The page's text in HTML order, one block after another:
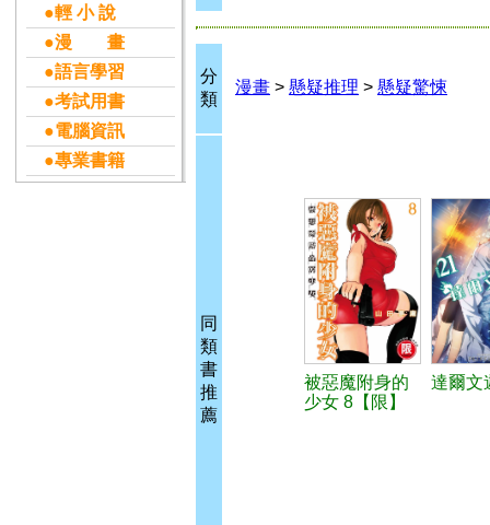
●輕 小 說
●漫 畫
●語言學習
●考試用書
●電腦資訊
●專業書籍
分
類
漫畫 > 懸疑推理 > 懸疑驚悚
同
類
書
推
薦
被惡魔附身的
少女 8【限】
達爾文